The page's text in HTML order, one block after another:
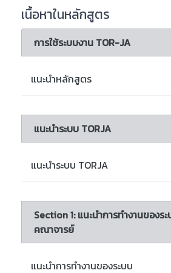
เนื้อหาในหลักสูตร
การใช้ระบบงาน TOR-JA
แนะนำหลักสูตร
แนะนำระบบ TORJA
แนะนำระบบ TORJA
Section 1: แนะนำการทำงานของร
คณาจารย์
แนะนำการทำงานของระบบ